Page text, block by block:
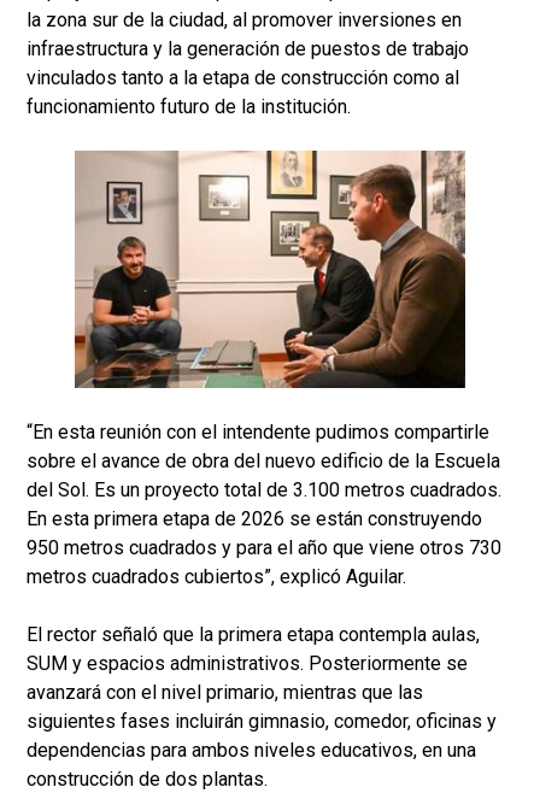
la zona sur de la ciudad, al promover inversiones en
infraestructura y la generación de puestos de trabajo
vinculados tanto a la etapa de construcción como al
funcionamiento futuro de la institución.
“En esta reunión con el intendente pudimos compartirle
sobre el avance de obra del nuevo edificio de la Escuela
del Sol. Es un proyecto total de 3.100 metros cuadrados.
En esta primera etapa de 2026 se están construyendo
950 metros cuadrados y para el año que viene otros 730
metros cuadrados cubiertos”, explicó Aguilar.
El rector señaló que la primera etapa contempla aulas,
SUM y espacios administrativos. Posteriormente se
avanzará con el nivel primario, mientras que las
siguientes fases incluirán gimnasio, comedor, oficinas y
dependencias para ambos niveles educativos, en una
construcción de dos plantas.